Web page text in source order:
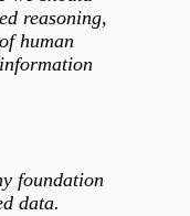
reasoning,
human
foundation
data.